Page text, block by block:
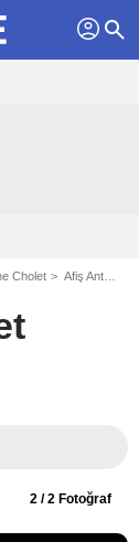
profil search
Cholet Afiş Antoine Cholet
2 / 2 Fotoğraf